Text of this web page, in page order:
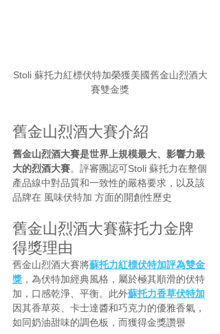
Stoli 蘇托力紅標伏特加榮獲美國舊金山烈酒大
賽雙金獎
舊金山烈酒大賽介紹
舊金山烈酒大賽是世界上規模最大、影響力最
大的烈酒大賽。評審團認可Stoli 蘇托力在整個
產品線中對品質和一致性的嚴格要求，以及該
品牌在 風味伏特加 方面的開創性歷史
舊金山烈酒大賽蘇托力金牌
得獎理由
舊金山烈酒大賽將蘇托力紅標伏特加評為雙金
獎 ，為伏特加經典風格，屬於極其順滑的伏特
加，口感乾淨、平衡。此外蘇托力香草伏特加
因其香草莢、卡士達醬和巧克力的優雅香氣，
如同奶油甜味的調色板，而獲得金獎讚譽